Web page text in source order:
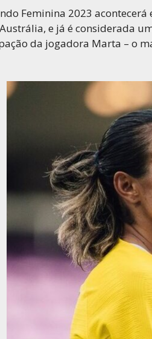
Feminina 2023
e já é considerada
da jogadora Marta – o